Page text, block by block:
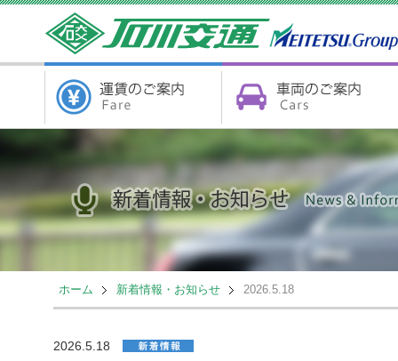
ホーム 新着情報・お知らせ 2026.5.18
2026.5.18